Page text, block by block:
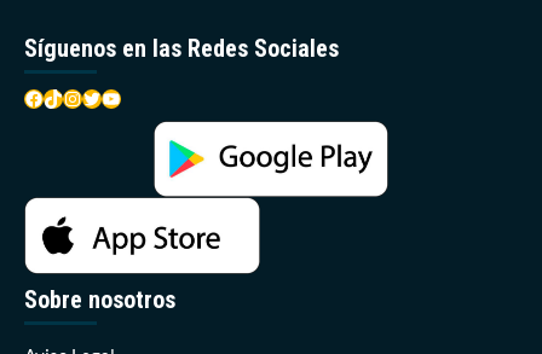
Síguenos en las Redes Sociales
Facebook
TikTok
Instagram
Twitter
YouTube
Sobre nosotros